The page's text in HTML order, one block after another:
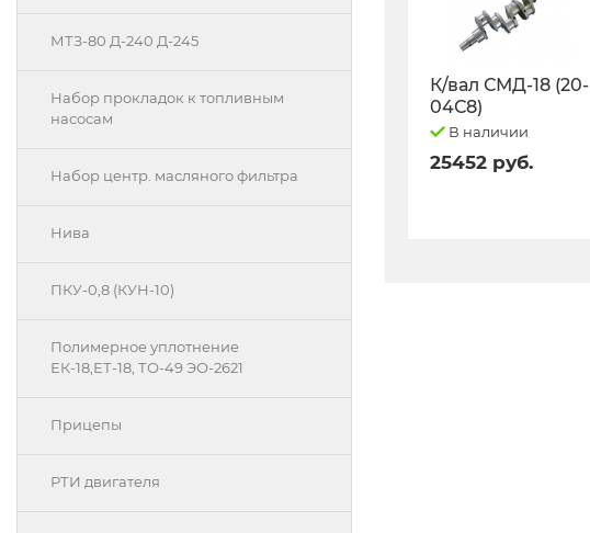
МТЗ-80 Д-240 Д-245
Набор прокладок к топливным
насосам
Набор центр. масляного фильтра
Нива
ПКУ-0,8 (КУН-10)
Полимерное уплотнение
ЕК-18,ЕТ-18, ТО-49 ЭО-2621
Прицепы
РТИ двигателя
К/вал СМД-18 (20-
04С8)
В наличии
25452 руб.